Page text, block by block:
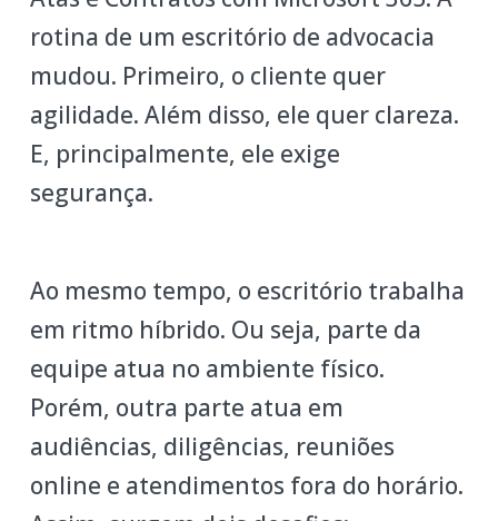
rotina de um escritório de advocacia
mudou. Primeiro, o cliente quer
agilidade. Além disso, ele quer clareza.
E, principalmente, ele exige
segurança.
Ao mesmo tempo, o escritório trabalha
em ritmo híbrido. Ou seja, parte da
equipe atua no ambiente físico.
Porém, outra parte atua em
audiências, diligências, reuniões
online e atendimentos fora do horário.